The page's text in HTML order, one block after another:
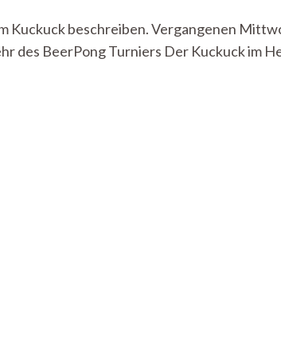
Kuckuck beschreiben. Vergangenen
des BeerPong Turniers Der Kuckuck im